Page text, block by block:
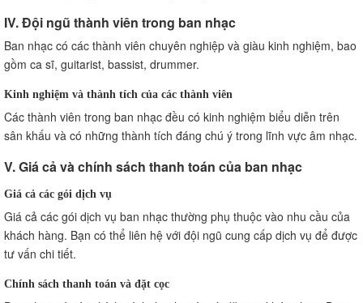
IV. Đội ngũ thành viên trong ban nhạc
Ban nhạc có các thành viên chuyên nghiệp và giàu kinh nghiệm, bao
gồm ca sĩ, guitarist, bassist, drummer.
Kinh nghiệm và thành tích của các thành viên
Các thành viên trong ban nhạc đều có kinh nghiệm biểu diễn trên
sân khấu và có những thành tích đáng chú ý trong lĩnh vực âm nhạc.
V. Giá cả và chính sách thanh toán của ban nhạc
Giá cả các gói dịch vụ
Giá cả các gói dịch vụ ban nhạc thường phụ thuộc vào nhu cầu của
khách hàng. Bạn có thể liên hệ với đội ngũ cung cấp dịch vụ để được
tư vấn chi tiết.
Chính sách thanh toán và đặt cọc